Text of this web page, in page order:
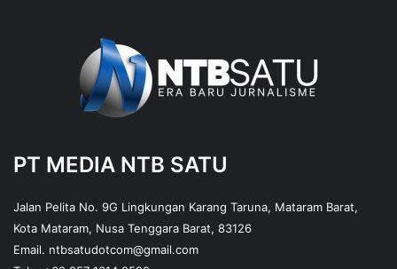
PT MEDIA NTB SATU
Jalan Pelita No. 9G Lingkungan Karang Taruna, Mataram Barat,
Kota Mataram, Nusa Tenggara Barat, 83126
Email. ntbsatudotcom@gmail.com